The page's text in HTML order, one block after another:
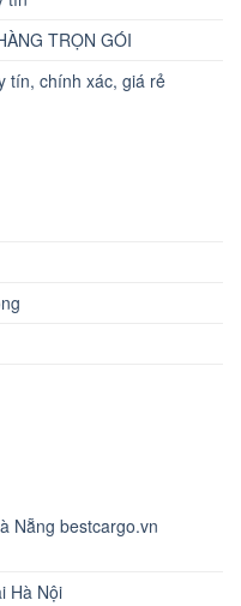
TRỌN GÓI
tín, chính xác, giá rẻ
Nẵng bestcargo.vn
Hà Nội